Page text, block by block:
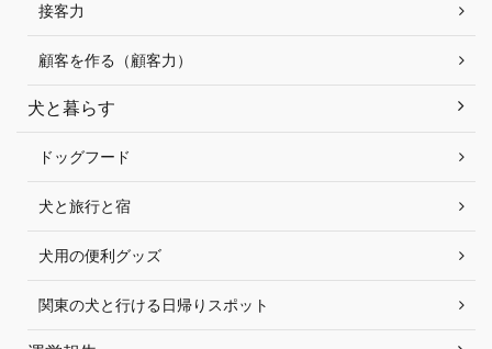
接客力
顧客を作る（顧客力）
犬と暮らす
ドッグフード
犬と旅行と宿
犬用の便利グッズ
関東の犬と行ける日帰りスポット